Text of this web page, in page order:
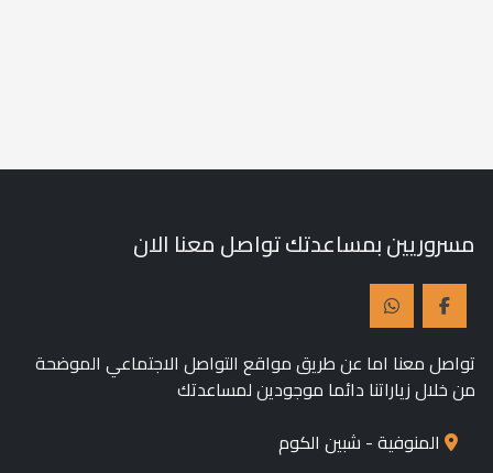
مسروريين بمساعدتك تواصل معنا الان
تواصل معنا اما عن طريق مواقع التواصل الاجتماعي الموضحة
من خلال زياراتنا دائما موجودين لمساعدتك
المنوفية - شبين الكوم